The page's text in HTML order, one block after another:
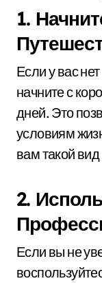
1.
Если у вас
начните с
дней. Это
условиям
вам такой
2.
Если вы не